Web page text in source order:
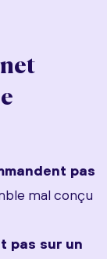
pas
mal conçu
pas sur un